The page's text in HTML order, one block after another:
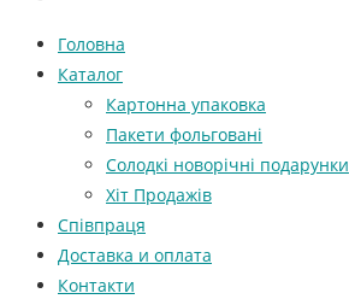
Головна
Каталог
Картонна упаковка
Пакети фольговані
Солодкі новорічні подарунки
Хіт Продажів
Співпраця
Доставка и оплата
Контакти